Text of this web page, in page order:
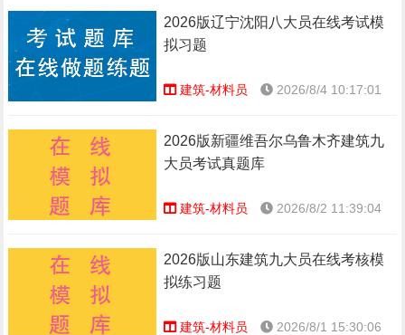
2026版辽宁沈阳八大员在线考试模
拟习题
建筑-材料员 2026/8/4 10:17:01
2026版新疆维吾尔乌鲁木齐建筑九
大员考试真题库
建筑-材料员 2026/8/2 11:39:04
2026版山东建筑九大员在线考核模
拟练习题
建筑-材料员 2026/8/1 15:30:06